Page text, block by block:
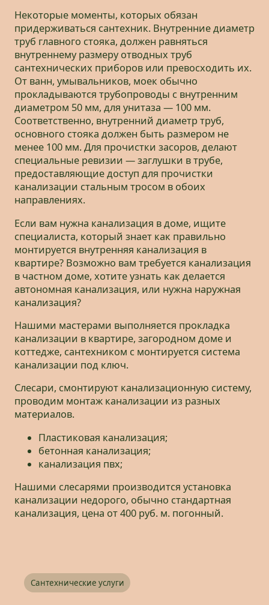
Некоторые моменты, которых обязан
придерживаться сантехник. Внутренние диаметр
труб главного стояка, должен равняться
внутреннему размеру отводных труб
сантехнических приборов или превосходить их.
От ванн, умывальников, моек обычно
прокладываются трубопроводы с внутренним
диаметром 50 мм, для унитаза — 100 мм.
Соответственно, внутренний диаметр труб,
основного стояка должен быть размером не
менее 100 мм. Для прочистки засоров, делают
специальные ревизии — заглушки в трубе,
предоставляющие доступ для прочистки
канализации стальным тросом в обоих
направлениях.
Если вам нужна канализация в доме, ищите
специалиста, который знает как правильно
монтируется внутренняя канализация в
квартире? Возможно вам требуется канализация
в частном доме, хотите узнать как делается
автономная канализация, или нужна наружная
канализация?
Нашими мастерами выполняется прокладка
канализации в квартире, загородном доме и
коттедже, сантехником с монтируется система
канализации под ключ.
Слесари, смонтируют канализационную систему,
проводим монтаж канализации из разных
материалов.
Пластиковая канализация;
бетонная канализация;
канализация пвх;
Нашими слесарями производится установка
канализации недорого, обычно стандартная
канализация, цена от 400 руб. м. погонный.
Сантехнические услуги